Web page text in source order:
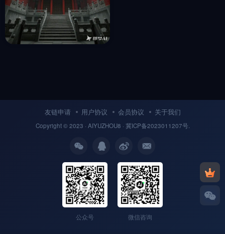
友链申请 用户协议 会员协议 关于我们
Copyright © 2023 · AIYUZHOU8 · 冀ICP备2023011207号.
公众号 微信咨询